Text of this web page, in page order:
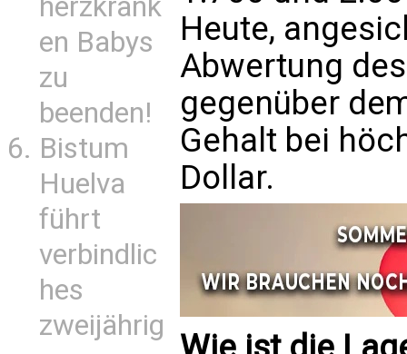
herzkrank
en Babys
zu
beenden!
Bistum
Huelva
führt
verbindlic
hes
zweijährig
Heute,
Abwertung
gegenüber
Gehalt bei
Dollar.